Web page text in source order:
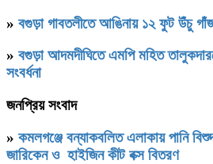
» বগুড়া গাবতলীতে আঙিনায় ১২ ফুট উঁচু
» বগুড়া আদমদীঘিতে এমপি মহিত
সংবর্ধনা
জনপ্রিয় সংবাদ
» কমলগঞ্জে বন্যাকবলিত এলাকায় পানি
জারিকেন ও হাইজিন কীট বক্স বিতরণ